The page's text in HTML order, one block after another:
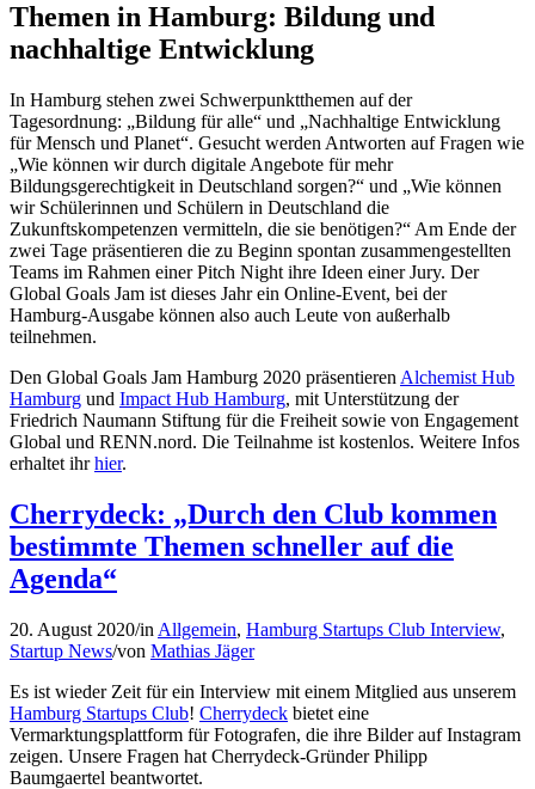
Themen in Hamburg: Bildung und
nachhaltige Entwicklung
In Hamburg stehen zwei Schwerpunktthemen auf der
Tagesordnung: „Bildung für alle“ und „Nachhaltige Entwicklung
für Mensch und Planet“. Gesucht werden Antworten auf Fragen wie
„Wie können wir durch digitale Angebote für mehr
Bildungsgerechtigkeit in Deutschland sorgen?“ und „Wie können
wir Schülerinnen und Schülern in Deutschland die
Zukunftskompetenzen vermitteln, die sie benötigen?“ Am Ende der
zwei Tage präsentieren die zu Beginn spontan zusammengestellten
Teams im Rahmen einer Pitch Night ihre Ideen einer Jury. Der
Global Goals Jam ist dieses Jahr ein Online-Event, bei der
Hamburg-Ausgabe können also auch Leute von außerhalb
teilnehmen.
Den Global Goals Jam Hamburg 2020 präsentieren Alchemist Hub
Hamburg und Impact Hub Hamburg, mit Unterstützung der
Friedrich Naumann Stiftung für die Freiheit sowie von Engagement
Global und RENN.nord. Die Teilnahme ist kostenlos. Weitere Infos
erhaltet ihrhier.
Cherrydeck: „Durch den Club kommen
bestimmte Themen schneller auf die
Agenda“
20. August 2020/in Allgemein, Hamburg Startups Club Interview,
Startup News/von Mathias Jäger
Es ist wieder Zeit für ein Interview mit einem Mitglied aus unserem
Hamburg Startups Club! Cherrydeck bietet eine
Vermarktungsplattform für Fotografen, die ihre Bilder auf Instagram
zeigen. Unsere Fragen hat Cherrydeck-Gründer Philipp
Baumgaertel beantwortet.